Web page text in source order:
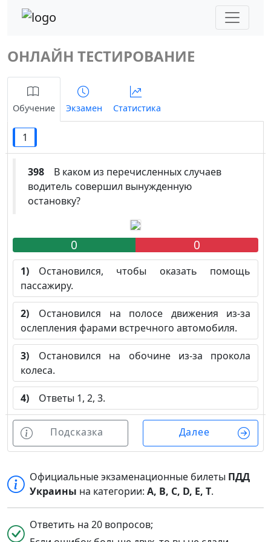
ОНЛАЙН ТЕСТИРОВАНИЕ
Обучение Экзамен Статистика
1
398 В каком из перечисленных случаев
водитель совершил вынужденную
остановку?
0 0
1) Остановился, чтобы оказать помощь
пассажиру.
2) Остановился на полосе движения из-за
ослепления фарами встречного автомобиля.
3) Остановился на обочине из-за прокола
колеса.
4) Ответы 1, 2, 3.
Подсказка Далее
Официальные экзаменационные билеты ПДД
Украины на категории:A, B, C, D, E, T.
Ответить на 20 вопросов;